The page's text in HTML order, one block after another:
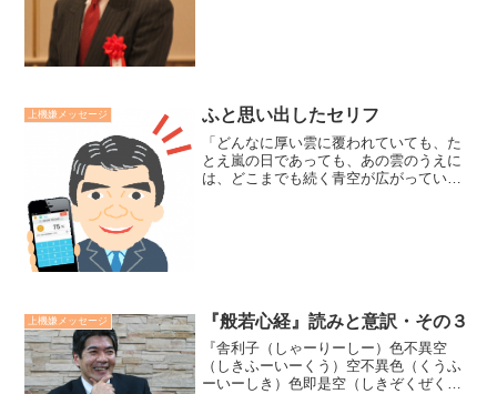
上機嫌メッセージ ふと思い出したセリフ
「どんなに厚い雲に覆われていても、た
とえ嵐の日であっても、あの雲のうえに
は、どこまでも続く青空が広がっている
上機嫌メッセージ 『般若心経』読みと意訳・その３
『舎利子（しゃーりーしー）色不異空
（しきふーいーくう）空不異色（くうふ
ーいーしき）色即是空（しきぞくぜく